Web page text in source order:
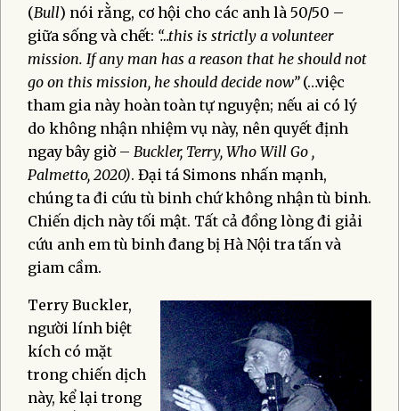
(Bull) nói rằng, cơ hội cho các anh là 50/50 –
giữa sống và chết: “…this is strictly a volunteer
mission. If any man has a reason that he should not
go on this mission, he should decide now”(…việc
tham gia này hoàn toàn tự nguyện; nếu ai có lý
do không nhận nhiệm vụ này, nên quyết định
ngay bây giờ – Buckler, Terry, Who Will Go ,
Palmetto, 2020). Đại tá Simons nhấn mạnh,
chúng ta đi cứu tù binh chứ không nhận tù binh.
Chiến dịch này tối mật. Tất cả đồng lòng đi giải
cứu anh em tù binh đang bị Hà Nội tra tấn và
giam cầm.
Terry Buckler,
người lính biệt
kích có mặt
trong chiến dịch
này, kể lại trong